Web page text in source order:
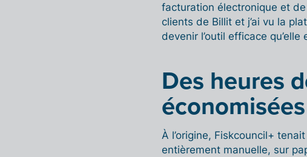
facturation électronique et
clients de Billit et j’ai vu la
devenir l’outil efficace qu’elle
Des heures
économisées
À l’origine, Fiskcouncil+
entièrement manuelle, sur